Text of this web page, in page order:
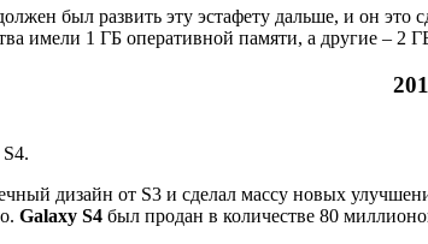
был развить эту эстафету дальше, и он
имели 1 ГБ оперативной памяти, а другие – 2
дизайн от S3 и сделал массу новых
Galaxy S4 был продан в количестве 80